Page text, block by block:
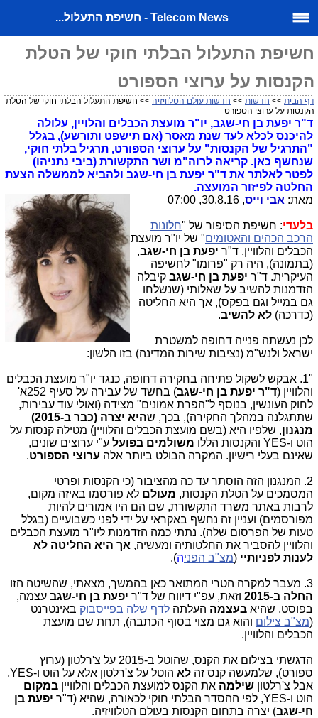
Telecom News - חשיפת התעלול...
חשיפת התעלול הבלתי חוקי של הטלת
הקנסות על ערוצי הספורט
דף הבית >> חדשות >> חדשות עולם הטלוויזיה >> חשיפת התעלול הבלתי חוקי של הטלת
הקנסות על ערוצי הספורט
ד"ר יפעת בן חי-שגב, יו"ר מועצת הכבלים והלויין, עלולה
להיכנס לכלא לעד שנת מאסר (אם תישפט ותורשע), בגלל
"התרגיל של הקנסות" על ערוצי הספורט, תרגיל בלתי חוקי,
שנחשף כאן. קריאה לרוה"מ ושר התקשורת (ביבי נתניהו)
לפטר לאלתר את ד"ר יפעת בן חי-שגב ולהביא לממשלה הצעת
החלטה לפיזור המועצה.
מאת: אבי וייס, 30.8.16, 07:00
בלעדי: חשיפת הסיפור של "חלונות
הרכב הכהים והאטומים" של יו"ר מועצת
הכבלים והלוויין, ד"ר יפעת בן חי-שגב,
(בתמונה), היה רק "פרומו" לחשיפה
העיקרית. ד"ר יפעת בן חי-שגב קיבלה
הזדמנות להשיב על שאלותי (שנשלחו
גם במייל וגם בפקס), אך היא החליטה
(כדרכה) לא להשיב.
לכן נעשתה פנייה דחופה למשטרת
ישראל ולנש"מ (נציבות שירות המדינה) בזו הלשון:
"1. אבקש לשקול פתיחה בחקירה דחופה, כנגד יו"ר מועצת הכבלים
והלוויין (ד"ר יפעת בן חי-שגב
) בחשד של עבירה על סעיף 252א'
לחוק העונשין, בנוסף ל"הפרת אמונים" מצידה (ואולי עוד עבירות,
שתתגלנה במהלך החקירה), בכך, ש
היא יצרה (כבר ב-2015)
מנגנון, שלפיו היא (בשם מועצת הכבלים והלוויין) מטילה קנסות על
הוט ו-YES והקנסות הללו משולמים בפועל ע"י ערוצים שונים,
שאינם בעלי רישיון. המקרה הבולט ביותר אלה ערוצי הספורט.
2. המנגנון הזה הוסתר עד כה מהציבור (כי הקנסות ופרטי
המסמכים על הטלת הקנסות, מעולם לא פורסמו באיזה מקום,
לרבות באתר משרד התקשורת, שם הם היו אמורים להיות
מפורסמים) ועניין זה נחשף באקראי על ידי לפני כשבועיים (בגלל
טעות של הפרסום שלה). נתתי כמה הזדמנות ליו"ר מועצת הכבלים
והלוויין להסביר את החלטותיה ומעשיה, אך היא החליטה לא
לענות לפניותיי (מצ"ב הפניה).
3. מעבר למקרה הטרי המתואר כאן בהמשך, מצאתי, שהשיטה הזו
החלה ב-2015
וזאת, עפ"י דיווח של ד"ר יפעת בן חי-שגב עצמה,
בפוסט, שהיא בעצמה העלתה לדף שלה בפייסבוק באינטרנט
(מצ"ב צילום והוא גם מצוי בסוף הכתבה), תחת שם מועצת
הכבלים והלוויין.
הדגשתי בצילום את הקנס, שהוטל ב-2015 על צ'רלטון (ערוץ
ספורט), שלמעשה קנס זה לא הוטל על צ'רלטון אלא על הוט ו-YES
,
אבל צ'רלטון שילמה את הקנס למועצת הכבלים והלוויין במקום
הוט ו-YES, לפי ההסדר הבלתי חוקי לכאורה, שהיא (ד"ר יפעת בן
חי-שגב) יצרה בתחום הקנסות בעולם הטלוויזיה.